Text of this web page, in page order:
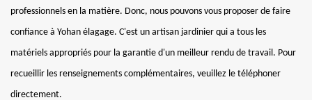
professionnels en la matière. Donc, nous pouvons vous proposer de faire
confiance à Yohan élagage. C'est un artisan jardinier qui a tous les
matériels appropriés pour la garantie d'un meilleur rendu de travail. Pour
recueillir les renseignements complémentaires, veuillez le téléphoner
directement.